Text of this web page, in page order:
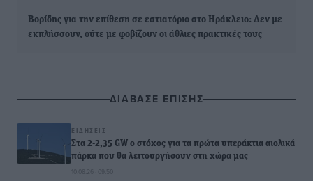
Βορίδης για την επίθεση σε εστιατόριο στο Ηράκλειο: Δεν με
εκπλήσσουν, ούτε με φοβίζουν οι άθλιες πρακτικές τους
ΔΙΑΒΑΣΕ ΕΠΙΣΗΣ
ΕΙΔΉΣΕΙΣ
Στα 2-2,35 GW ο στόχος για τα πρώτα υπεράκτια αιολικά
πάρκα που θα λειτουργήσουν στη χώρα μας
10.08.26 · 09:50